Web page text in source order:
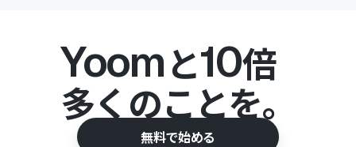
Yoomと10倍
多くのことを。
無料で始める